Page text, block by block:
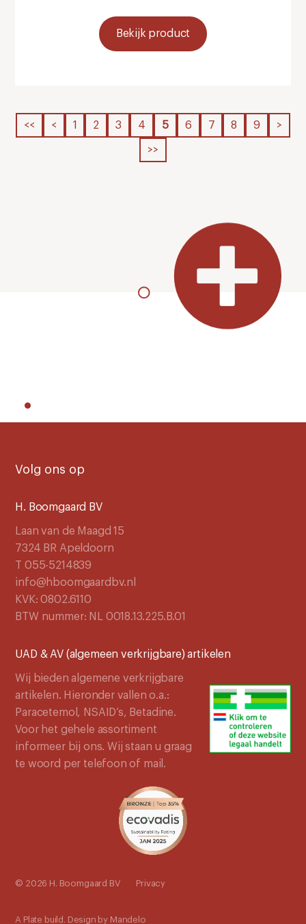
Bekijk product
<< < 1 2 3 4 5 6 7 8 9 >
>>
Volg ons op
H. Boomgaard BV
Laan van de Maagd 15
7324 BR Apeldoorn
T 055-5214839
info@hboomgaardbv.nl
KVK: 0802.6110
BTW nummer: NL 0018.13.225.B.01
UAD & AV (algemeen verkrijgbare) artikelen
Wij bieden algemene verkrijgbare
artikelen. Hieronder vallen o.a.:
Paracetemol, NSAID’s, Betadine.
Voor het gehele assortiment
informeer bij ons. Wij staan u graag
te woord per telefoon of mail.
© 2026 H. Boomgaard BV Privacy
A Plate build. Design by Mandelo